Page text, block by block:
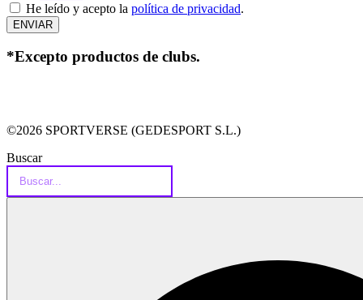
He leído y acepto la política de privacidad.
ENVIAR
*Excepto productos de clubs.
©2026 SPORTVERSE (GEDESPORT S.L.)
Buscar